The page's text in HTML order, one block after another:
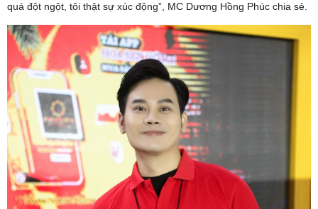
quá đột ngột, tôi thật sự xúc động”, MC Dương Hồng Phúc chia sẻ.